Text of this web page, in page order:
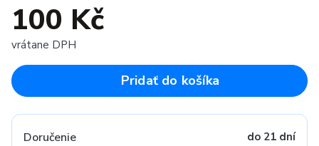
100 Kč
vrátane DPH
Pridať do košíka
Doručenie do 21 dní